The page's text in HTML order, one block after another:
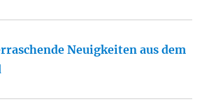
Neuigkeiten aus dem